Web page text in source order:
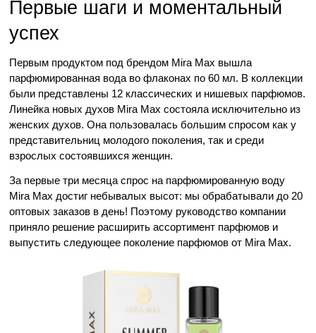
Первые шаги и моментальный
успех
Первым продуктом под брендом Mira Max вышла
парфюмированная вода во флаконах по 60 мл. В коллекции
были представлены 12 классических и нишевых парфюмов.
Линейка новых духов Mira Max состояла исключительно из
женских духов. Она пользовалась большим спросом как у
представительниц молодого поколения, так и среди
взрослых состоявшихся женщин.
За первые три месяца спрос на парфюмированную воду
Mira Max достиг небывалых высот: мы обрабатывали до 20
оптовых заказов в день! Поэтому руководство компании
приняло решение расширить ассортимент парфюмов и
выпустить следующее поколение парфюмов от Mira Max.